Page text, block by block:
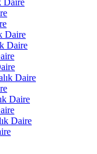
Daire
Daire
Daire
Daire
Daire